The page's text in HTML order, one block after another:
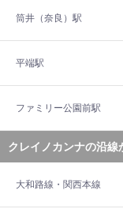
筒井（奈良）駅
平端駅
ファミリー公園前駅
クレイノカンナの沿線
大和路線・関西本線